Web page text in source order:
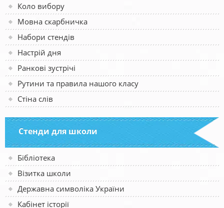
Коло вибору
Мовна скарбничка
Набори стендів
Настрій дня
Ранкові зустрічі
Рутини та правила нашого класу
Стіна слів
Стенди для школи
Бібліотека
Візитка школи
Державна символіка України
Кабінет історії